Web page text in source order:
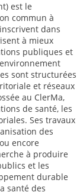
est le
commun à
dans
à mieux
publiques et
sont structurées
et réseaux
au ClerMa,
de santé, les
Ses travaux
des
encore
à produire
et les
durable
santé des